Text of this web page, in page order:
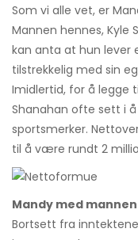
Som vi alle vet, er
Mannen hennes, Kyle
kan anta at hun lever
tilstrekkelig med sin
Imidlertid, for å legge
Shanahan ofte sett i
sportsmerker.
til å være rundt 2
Mandy med
Bortsett fra